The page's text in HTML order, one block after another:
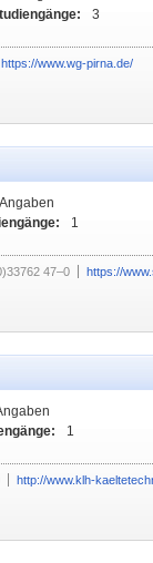
3
https://www.wg-pirna.de/
1
47–0 https://
1
http://www.klh-